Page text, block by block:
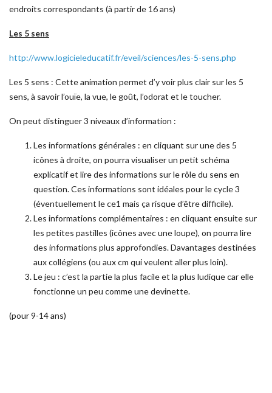
endroits correspondants (à partir de 16 ans)
Les 5 sens
http://www.logicieleducatif.fr/eveil/sciences/les-5-sens.php
Les 5 sens : Cette animation permet d’y voir plus clair sur les 5
sens, à savoir l’ouïe, la vue, le goût, l’odorat et le toucher.
On peut distinguer 3 niveaux d’information :
Les informations générales : en cliquant sur une des 5
icônes à droite, on pourra visualiser un petit schéma
explicatif et lire des informations sur le rôle du sens en
question. Ces informations sont idéales pour le cycle 3
(éventuellement le ce1 mais ça risque d’être difficile).
Les informations complémentaires : en cliquant ensuite sur
les petites pastilles (icônes avec une loupe), on pourra lire
des informations plus approfondies. Davantages destinées
aux collégiens (ou aux cm qui veulent aller plus loin).
Le jeu : c’est la partie la plus facile et la plus ludique car elle
fonctionne un peu comme une devinette.
(pour 9-14 ans)